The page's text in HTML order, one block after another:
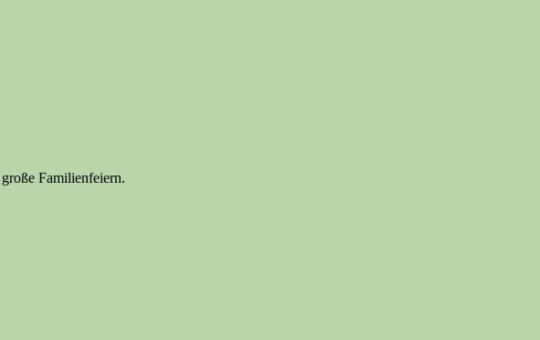
Familienfeiern.